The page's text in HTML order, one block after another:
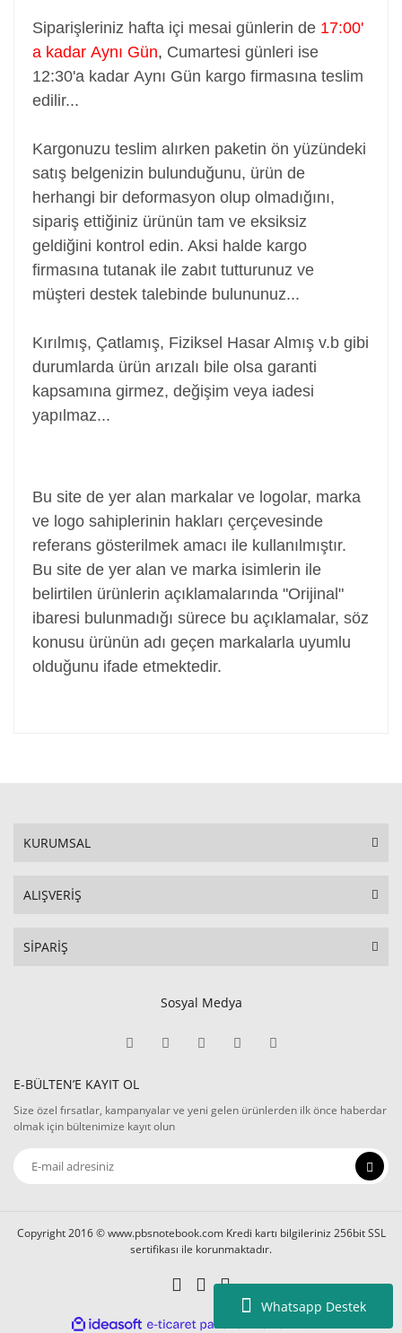
Whatsapp Destek
Siparişleriniz hafta içi mesai günlerin de 17:00'
a kadar Aynı Gün, Cumartesi günleri ise
12:30'a kadar Aynı Gün kargo firmasına teslim
edilir...
Kargonuzu teslim alırken paketin ön yüzündeki
satış belgenizin bulunduğunu, ürün de
herhangi bir deformasyon olup olmadığını,
sipariş ettiğiniz ürünün tam ve eksiksiz
geldiğini kontrol edin. Aksi halde kargo
firmasına tutanak ile zabıt tutturunuz ve
müşteri destek talebinde bulununuz...
Kırılmış, Çatlamış, Fiziksel Hasar Almış v.b gibi
durumlarda ürün arızalı bile olsa garanti
kapsamına girmez, değişim veya iadesi
yapılmaz...
Bu site de yer alan markalar ve logolar, marka
ve logo sahiplerinin hakları çerçevesinde
referans gösterilmek amacı ile kullanılmıştır.
Bu site de yer alan ve marka isimlerin ile
belirtilen ürünlerin açıklamalarında "Orijinal"
ibaresi bulunmadığı sürece bu açıklamalar, söz
konusu ürünün adı geçen markalarla uyumlu
olduğunu ifade etmektedir.
KURUMSAL
ALIŞVERİŞ
SİPARİŞ
Sosyal Medya
E-BÜLTEN’E KAYIT OL
Size özel fırsatlar, kampanyalar ve yeni gelen ürünlerden ilk önce haberdar
olmak için bültenimize kayıt olun
Copyright 2016 © www.pbsnotebook.com Kredi kartı bilgileriniz 256bit SSL
sertifikası ile korunmaktadır.
ideasoft